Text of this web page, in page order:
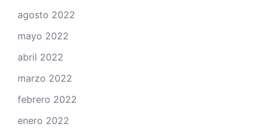
agosto 2022
mayo 2022
abril 2022
marzo 2022
febrero 2022
enero 2022